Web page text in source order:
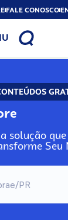
FALE CONOSCO
solução
Seu